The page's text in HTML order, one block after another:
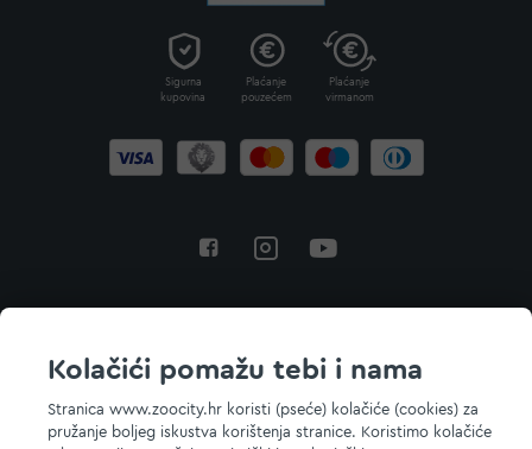
Kolačići pomažu tebi i nama
Stranica www.zoocity.hr koristi (pseće) kolačiće (cookies) za
pružanje boljeg iskustva korištenja stranice. Koristimo kolačiće
Sigurna
kupovina
Plaćanje
pouzećem
Plaćanje
virmanom
© 2026 ZOOCITY. Sva prava zadržana.